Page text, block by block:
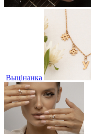
Выцінанка